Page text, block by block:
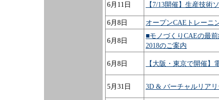
6月11日 【7/13開催】生産技術
6月8日 オープンCAEトレーニ
6月8日
■モノづくりCAEの最
2018のご案内
6月8日 【大阪・東京で開催
5月31日 3D & バーチャルリア